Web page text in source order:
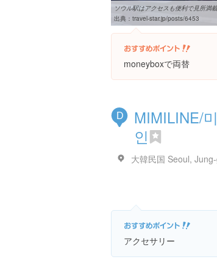
ソウル駅はアクセスも便利で見所満
出典： travel-star.jp/posts/6453
moneyboxで両替
D
MIMILINE/
인
アクセサリー